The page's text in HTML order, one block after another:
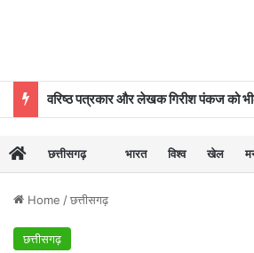
छत्तीसगढ़ भारत विश्व खेल
Home /छत्तीसगढ़
छत्तीसगढ़